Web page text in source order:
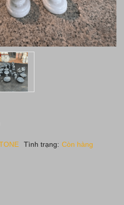
Tình trạng: Còn hàng